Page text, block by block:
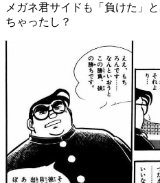
メガネ君サイドも「負けた」
ちゃったし？